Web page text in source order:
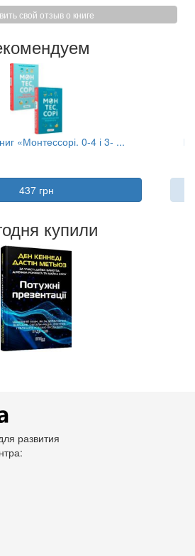
свой отзыв о книге
грошового потоку. Посібник ...
490 грн
купили
развития